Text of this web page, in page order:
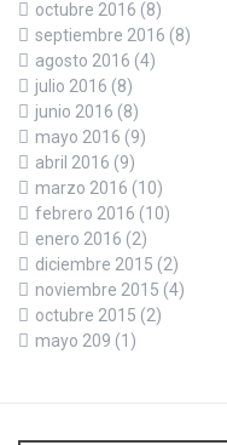
octubre 2016 (8)
septiembre 2016 (8)
agosto 2016 (4)
julio 2016 (8)
junio 2016 (8)
mayo 2016 (9)
abril 2016 (9)
marzo 2016 (10)
febrero 2016 (10)
enero 2016 (2)
diciembre 2015 (2)
noviembre 2015 (4)
octubre 2015 (2)
mayo 209 (1)